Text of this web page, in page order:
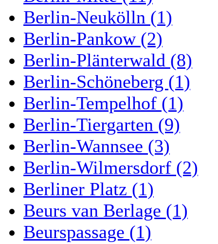
Berlin-Neukölln (1)
Berlin-Pankow (2)
Berlin-Plänterwald (8)
Berlin-Schöneberg (1)
Berlin-Tempelhof (1)
Berlin-Tiergarten (9)
Berlin-Wannsee (3)
Berlin-Wilmersdorf (2)
Berliner Platz (1)
Beurs van Berlage (1)
Beurspassage (1)